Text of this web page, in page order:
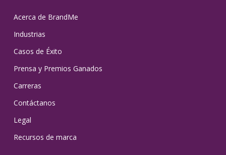
Acerca de BrandMe
Industrias
Casos de Éxito
Prensa y Premios Ganados
Carreras
Contáctanos
Legal
Recursos de marca